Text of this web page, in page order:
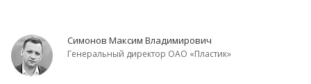
Симонов Максим Владимирович
Генеральный директор ОАО «Пластик»